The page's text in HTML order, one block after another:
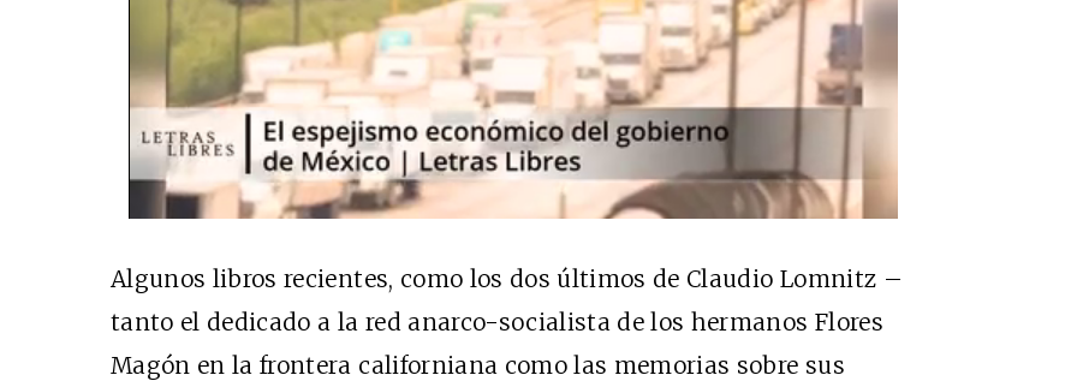
Algunos libros recientes, como los dos últimos de Claudio Lomnitz –
tanto el dedicado a la red anarco-socialista de los hermanos Flores
Magón en la frontera californiana como las memorias sobre sus